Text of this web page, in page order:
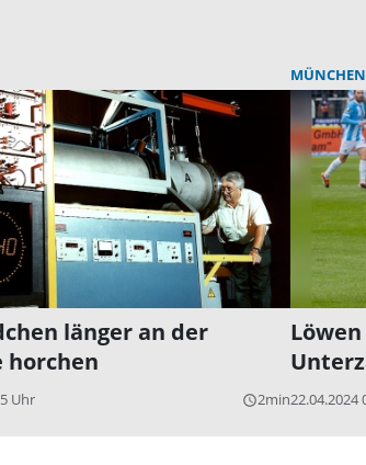
länger an der
horchen
Uhr query_builder2min
MÜNCHEN
22.04.2024